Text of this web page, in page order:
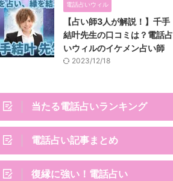
電話占いウィル
【占い師3人が解説！】千手
結叶先生の口コミは？電話占
いウィルのイケメン占い師
2023/12/18
当たる電話占いランキング
電話占い記事まとめ
復縁に強い！電話占い